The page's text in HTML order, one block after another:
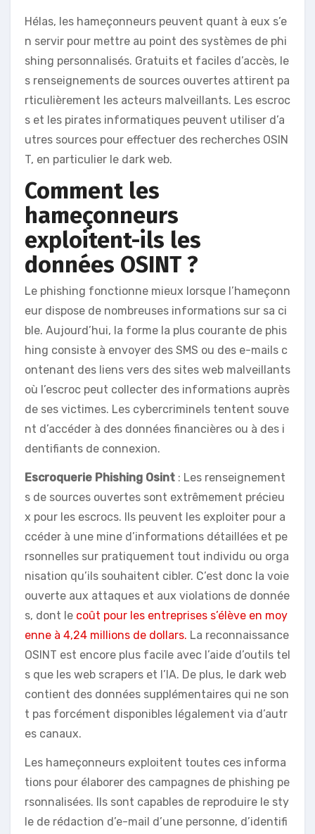
Hélas, les hameçonneurs peuvent quant à eux s’e
n servir pour mettre au point des systèmes de phi
shing personnalisés. Gratuits et faciles d’accès, le
s renseignements de sources ouvertes attirent pa
rticulièrement les acteurs malveillants. Les escroc
s et les pirates informatiques peuvent utiliser d’a
utres sources pour effectuer des recherches OSIN
T, en particulier le dark web.
Comment les
hameçonneurs
exploitent-ils les
données OSINT ?
Le phishing fonctionne mieux lorsque l’hameçonn
eur dispose de nombreuses informations sur sa ci
ble. Aujourd’hui, la forme la plus courante de phis
hing consiste à envoyer des SMS ou des e-mails c
ontenant des liens vers des sites web malveillants
où l’escroc peut collecter des informations auprès
de ses victimes. Les cybercriminels tentent souve
nt d’accéder à des données financières ou à des i
dentifiants de connexion.
Escroquerie Phishing Osint : Les renseignement
s de sources ouvertes sont extrêmement précieu
x pour les escrocs. Ils peuvent les exploiter pour a
ccéder à une mine d’informations détaillées et pe
rsonnelles sur pratiquement tout individu ou orga
nisation qu’ils souhaitent cibler. C’est donc la voie
ouverte aux attaques et aux violations de donnée
s, dont le coût pour les entreprises s’élève en moy
enne à 4,24 millions de dollars. La reconnaissance
OSINT est encore plus facile avec l’aide d’outils tel
s que les web scrapers et l’IA. De plus, le dark web
contient des données supplémentaires qui ne son
t pas forcément disponibles légalement via d’autr
es canaux.
Les hameçonneurs exploitent toutes ces informa
tions pour élaborer des campagnes de phishing pe
rsonnalisées. Ils sont capables de reproduire le sty
le de rédaction d’e-mail d’une personne, d’identifi